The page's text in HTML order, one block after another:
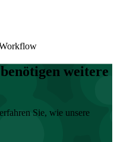
weitere
Sie, wie unsere